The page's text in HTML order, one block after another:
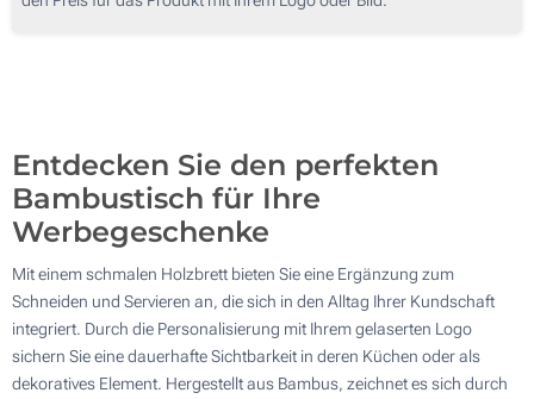
100
Entdecken Sie den perfekten
Bambustisch für Ihre
Werbegeschenke
Mit einem schmalen Holzbrett bieten Sie eine Ergänzung zum
Schneiden und Servieren an, die sich in den Alltag Ihrer Kundschaft
integriert. Durch die Personalisierung mit Ihrem gelaserten Logo
sichern Sie eine dauerhafte Sichtbarkeit in deren Küchen oder als
dekoratives Element. Hergestellt aus Bambus, zeichnet es sich durch